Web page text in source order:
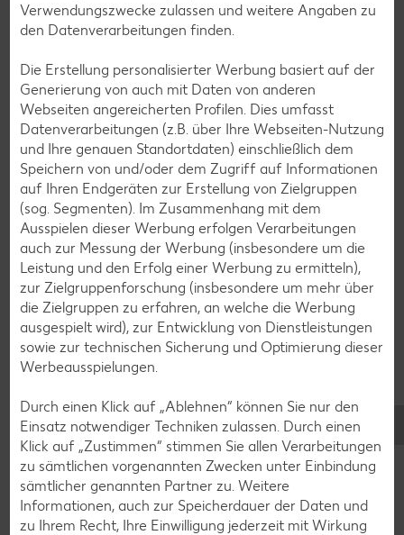
Flammkuchen-Rezepte
Salat-Rezepte
Spargel-Rezepte
Fleisch-Rezepte
Fisch-Rezepte
Geflügel-Rezepte
Lamm-Rezepte
Grill-Rezepte
Muffin-Rezepte
Apfelkuchen-Rezepte
Schokokuchen-Rezepte
Torten-Rezepte
Eis-Rezepte
Pfannkuchen-Rezepte
Plätzchen-Rezepte
Verwendungszwecke zulassen und weitere Angaben zu
den Datenverarbeitungen finden.
Die Erstellung personalisierter Werbung basiert auf der
Generierung von auch mit Daten von anderen
Webseiten angereicherten Profilen. Dies umfasst
Datenverarbeitungen (z.B. über Ihre Webseiten-Nutzung
und Ihre genauen Standortdaten) einschließlich dem
Speichern von und/oder dem Zugriff auf Informationen
auf Ihren Endgeräten zur Erstellung von Zielgruppen
(sog. Segmenten). Im Zusammenhang mit dem
Ausspielen dieser Werbung erfolgen Verarbeitungen
auch zur Messung der Werbung (insbesondere um die
Leistung und den Erfolg einer Werbung zu ermitteln),
zur Zielgruppenforschung (insbesondere um mehr über
die Zielgruppen zu erfahren, an welche die Werbung
ausgespielt wird), zur Entwicklung von Dienstleistungen
sowie zur technischen Sicherung und Optimierung dieser
Werbeausspielungen.
Durch einen Klick auf „Ablehnen“ können Sie nur den
Einsatz notwendiger Techniken zulassen. Durch einen
Klick auf „Zustimmen“ stimmen Sie allen Verarbeitungen
zu sämtlichen vorgenannten Zwecken unter Einbindung
sämtlicher genannten Partner zu. Weitere
Informationen, auch zur Speicherdauer der Daten und
zu Ihrem Recht, Ihre Einwilligung jederzeit mit Wirkung